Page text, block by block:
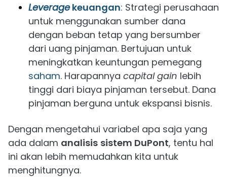
Leveragekeuangan: Strategi perusahaan
untuk menggunakan sumber dana
dengan beban tetap yang bersumber
dari uang pinjaman. Bertujuan untuk
meningkatkan keuntungan pemegang
saham. Harapannya capital gain lebih
tinggi dari biaya pinjaman tersebut. Dana
pinjaman berguna untuk ekspansi bisnis.
Dengan mengetahui variabel apa saja yang
ada dalam analisis sistem DuPont, tentu hal
ini akan lebih memudahkan kita untuk
menghitungnya.